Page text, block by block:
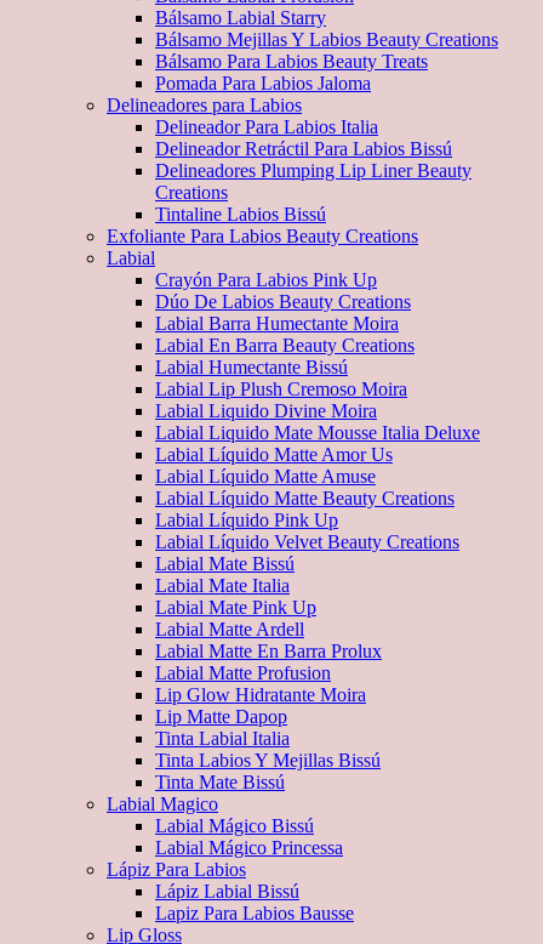
Bálsamo Labial Starry
Bálsamo Mejillas Y Labios Beauty Creations
Bálsamo Para Labios Beauty Treats
Pomada Para Labios Jaloma
Delineadores para Labios
Delineador Para Labios Italia
Delineador Retráctil Para Labios Bissú
Delineadores Plumping Lip Liner Beauty
Creations
Tintaline Labios Bissú
Exfoliante Para Labios Beauty Creations
Labial
Crayón Para Labios Pink Up
Dúo De Labios Beauty Creations
Labial Barra Humectante Moira
Labial En Barra Beauty Creations
Labial Humectante Bissú
Labial Lip Plush Cremoso Moira
Labial Liquido Divine Moira
Labial Liquido Mate Mousse Italia Deluxe
Labial Líquido Matte Amor Us
Labial Líquido Matte Amuse
Labial Líquido Matte Beauty Creations
Labial Líquido Pink Up
Labial Líquido Velvet Beauty Creations
Labial Mate Bissú
Labial Mate Italia
Labial Mate Pink Up
Labial Matte Ardell
Labial Matte En Barra Prolux
Labial Matte Profusion
Lip Glow Hidratante Moira
Lip Matte Dapop
Tinta Labial Italia
Tinta Labios Y Mejillas Bissú
Tinta Mate Bissú
Labial Magico
Labial Mágico Bissú
Labial Mágico Princessa
Lápiz Para Labios
Lápiz Labial Bissú
Lapiz Para Labios Bausse
Lip Gloss